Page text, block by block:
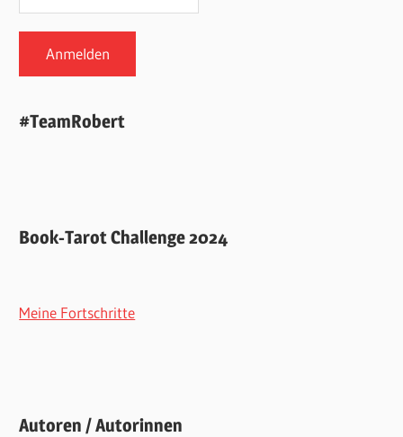
#TeamRobert
Book-Tarot Challenge 2024
Meine Fortschritte
Autoren / Autorinnen